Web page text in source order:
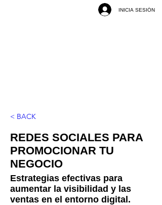
INICIA SESIÓN
< BACK
REDES SOCIALES PARA
PROMOCIONAR TU
NEGOCIO
Estrategias efectivas para
aumentar la visibilidad y las
ventas en el entorno digital.